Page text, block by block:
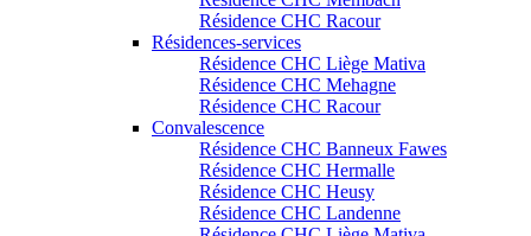
Résidence CHC Racour
Résidences-services
Résidence CHC Liège Mativa
Résidence CHC Mehagne
Résidence CHC Racour
Convalescence
Résidence CHC Banneux Fawes
Résidence CHC Hermalle
Résidence CHC Heusy
Résidence CHC Landenne